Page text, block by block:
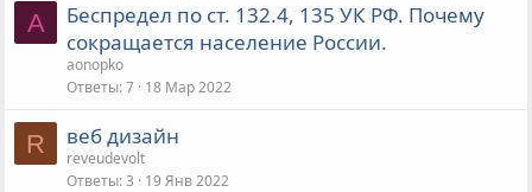
A
Беспредел по ст. 132.4, 135 УК РФ. Почему
сокращается население России.
aonopko
Ответы 7 18 Мар 2022
R веб дизайн
reveudevolt
Ответы 3 19 Янв 2022